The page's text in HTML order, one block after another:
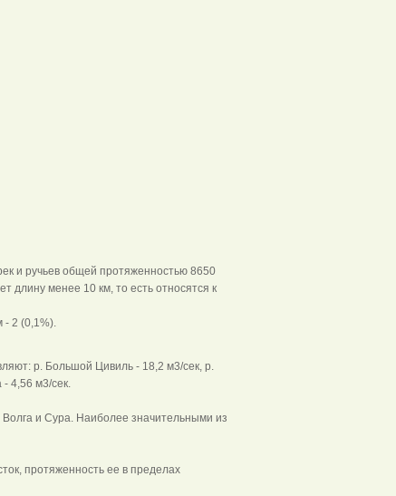
и ручьев общей протяженностью 8650
длину менее 10 км, то есть относятся к
- 2 (0,1%).
р. Большой Цивиль - 18,2 м3/сек, р.
4,56 м3/сек.
и Сура. Наиболее значительными из
протяженность ее в пределах